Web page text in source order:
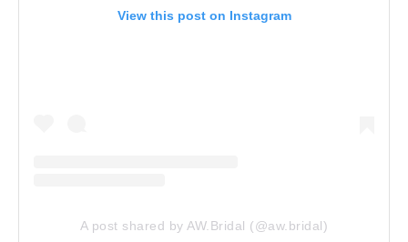
View this post on Instagram
A post shared by AW.Bridal (@aw.bridal)